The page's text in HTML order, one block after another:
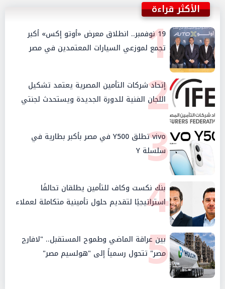
الأكثر قراءة
119 نوفمبر.. انطلاق معرض «أوتو إكس» أكبر
تجمع لموزعي السيارات المعتمدين في مصر
2
إتحاد شركات التأمين المصرية يعتمد تشكيل
اللجان الفنية للدورة الجديدة ويستحدث لجنتي
الأمن السيبراني والإستثمار والإدخار
3
vivo تطلق Y500 في مصر بأكبر بطارية في
سلسلة Y
4
بنك نكست وكاف للتأمين يطلقان تحالفًا
استراتيجيًا لتقديم حلول تأمينية متكاملة لعملاء
البنك
5
بين عراقة الماضي وطموح المستقبل.. "لافارچ
مصر" تتحول رسمياً إلى "هولسيم مصر"